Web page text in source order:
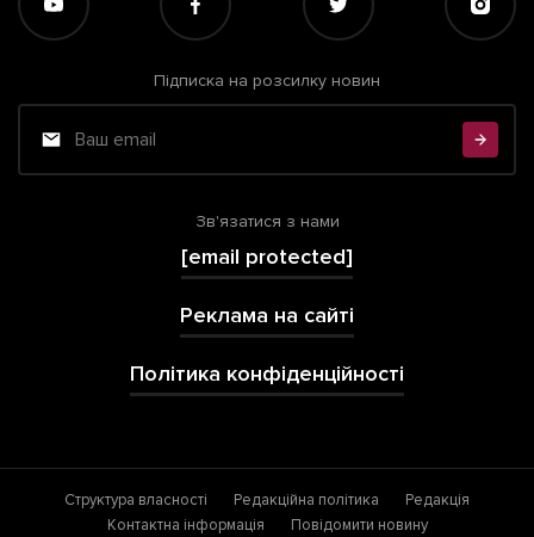
Підписка на розсилку новин
Зв'язатися з нами
[email protected]
Реклама на сайті
Політика конфіденційності
Структура власності Редакційна політика
Редакція
Контактна інформація
Повідомити новину